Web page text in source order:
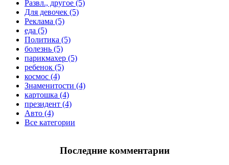
Развл., другое (5)
Для девочек (5)
Реклама (5)
еда (5)
Политика (5)
болезнь (5)
парикмахер (5)
ребенок (5)
космос (4)
Знаменитости (4)
картошка (4)
президент (4)
Авто (4)
Все категории
Последние комментарии